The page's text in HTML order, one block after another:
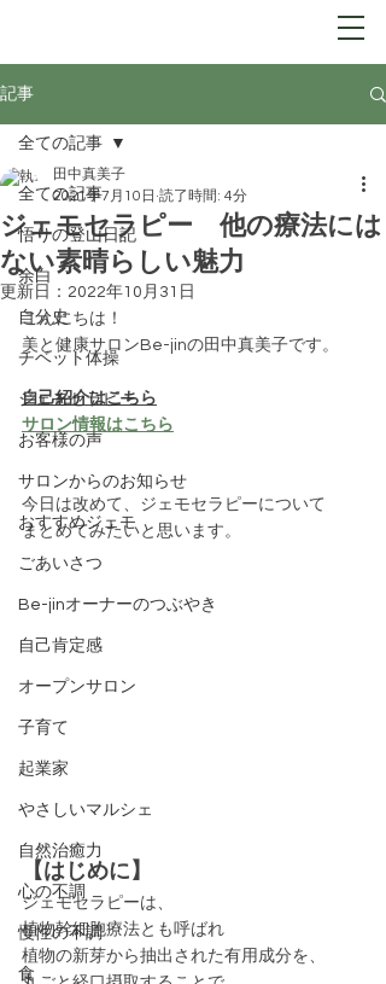
記事
全ての記事
悟りの登山日記
余白
自分史
チベット体操
ジェモセラピー
お客様の声
サロンからのお知らせ
おすすめジェモ
ごあいさつ
Be-jinオーナーのつぶやき
自己肯定感
オープンサロン
子育て
起業家
やさしいマルシェ
自然治癒力
心の不調
慢性の不調
食
全ての記事
ジェモセラピー 他の療法には
ない素晴らしい魅力
田中真美子
2021年7月10日 読了時間: 4分
更新日： 2022年10月31日
こんにちは！
美と健康サロンBe-jinの田中真美子です。
自己紹介はこちら
サロン情報はこちら
今日は改めて、ジェモセラピーについて
まとめてみたいと思います。
【はじめに】
ジェモセラピーは、
植物幹細胞療法とも呼ばれ
植物の新芽から抽出された有用成分を、